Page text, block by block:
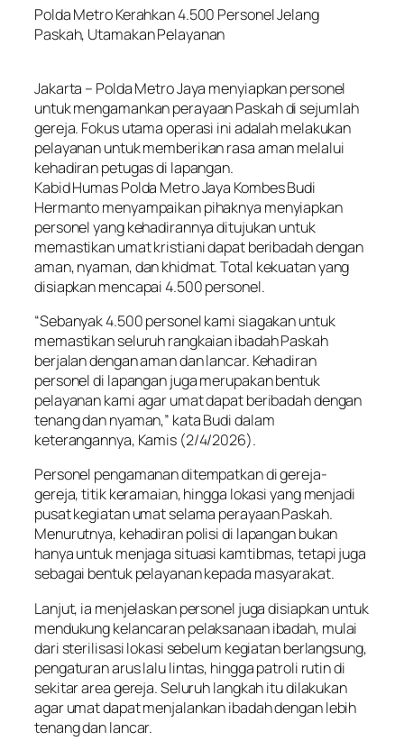
Polda Metro Kerahkan 4.500 Personel Jelang
Paskah, Utamakan Pelayanan
Jakarta – Polda Metro Jaya menyiapkan personel
untuk mengamankan perayaan Paskah di sejumlah
gereja. Fokus utama operasi ini adalah melakukan
pelayanan untuk memberikan rasa aman melalui
kehadiran petugas di lapangan.
Kabid Humas Polda Metro Jaya Kombes Budi
Hermanto menyampaikan pihaknya menyiapkan
personel yang kehadirannya ditujukan untuk
memastikan umat kristiani dapat beribadah dengan
aman, nyaman, dan khidmat. Total kekuatan yang
disiapkan mencapai 4.500 personel.
“Sebanyak 4.500 personel kami siagakan untuk
memastikan seluruh rangkaian ibadah Paskah
berjalan dengan aman dan lancar. Kehadiran
personel di lapangan juga merupakan bentuk
pelayanan kami agar umat dapat beribadah dengan
tenang dan nyaman,” kata Budi dalam
keterangannya, Kamis (2/4/2026).
Personel pengamanan ditempatkan di gereja-
gereja, titik keramaian, hingga lokasi yang menjadi
pusat kegiatan umat selama perayaan Paskah.
Menurutnya, kehadiran polisi di lapangan bukan
hanya untuk menjaga situasi kamtibmas, tetapi juga
sebagai bentuk pelayanan kepada masyarakat.
Lanjut, ia menjelaskan personel juga disiapkan untuk
mendukung kelancaran pelaksanaan ibadah, mulai
dari sterilisasi lokasi sebelum kegiatan berlangsung,
pengaturan arus lalu lintas, hingga patroli rutin di
sekitar area gereja. Seluruh langkah itu dilakukan
agar umat dapat menjalankan ibadah dengan lebih
tenang dan lancar.